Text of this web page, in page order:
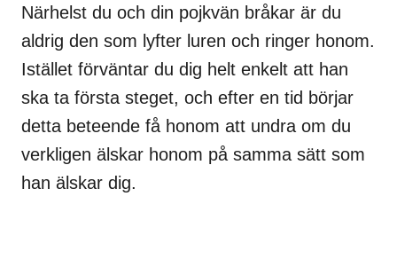
Närhelst du och din pojkvän bråkar är du
aldrig den som lyfter luren och ringer honom.
Istället förväntar du dig helt enkelt att han
ska ta första steget, och efter en tid börjar
detta beteende få honom att undra om du
verkligen älskar honom på samma sätt som
han älskar dig.